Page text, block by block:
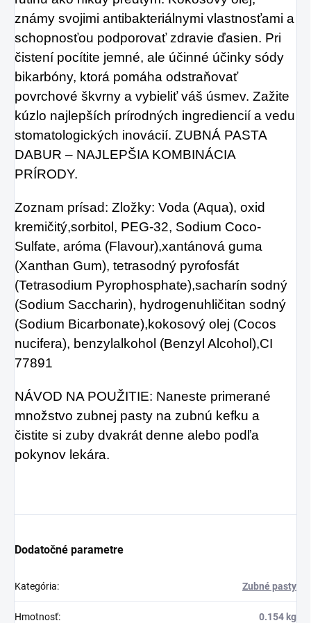
známy svojimi antibakteriálnymi vlastnosťami a
schopnosťou podporovať zdravie ďasien. Pri
čistení pocítite jemné, ale účinné účinky sódy
bikarbóny, ktorá pomáha odstraňovať
povrchové škvrny a vybieliť váš úsmev. Zažite
kúzlo najlepších prírodných ingrediencií a vedu
stomatologických inovácií. ZUBNÁ PASTA
DABUR – NAJLEPŠIA KOMBINÁCIA
PRÍRODY.
Zoznam prísad: Zložky: Voda (Aqua), oxid
kremičitý,sorbitol, PEG-32, Sodium Coco-
Sulfate, aróma (Flavour),xantánová guma
(Xanthan Gum), tetrasodný pyrofosfát
(Tetrasodium Pyrophosphate),sacharín sodný
(Sodium Saccharin), hydrogenuhličitan sodný
(Sodium Bicarbonate),kokosový olej (Cocos
nucifera), benzylalkohol (Benzyl Alcohol),CI
77891
NÁVOD NA POUŽITIE: Naneste primerané
množstvo zubnej pasty na zubnú kefku a
čistite si zuby dvakrát denne alebo podľa
pokynov lekára.
Dodatočné parametre
Kategória: Zubné pasty
Hmotnosť: 0.154 kg